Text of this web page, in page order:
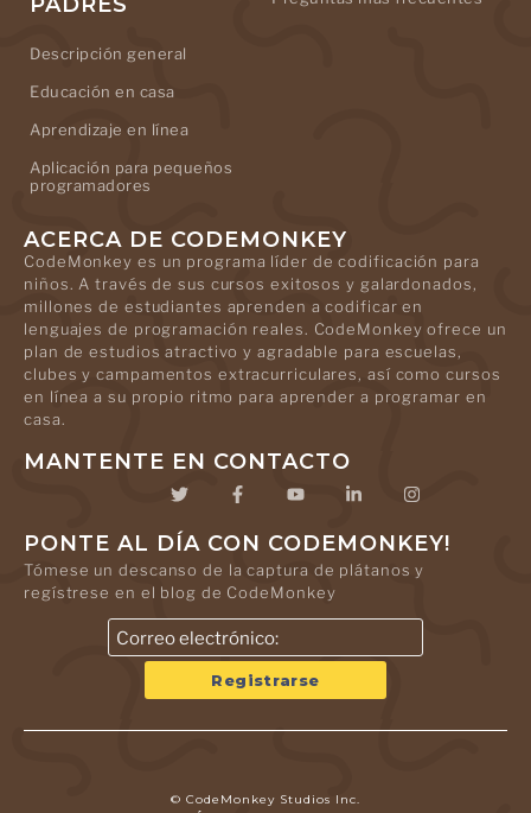
Descripción general
Educación en casa
Aprendizaje en línea
Aplicación para pequeños
programadores
ACERCA DE CODEMONKEY
CodeMonkey es un programa líder de codificación para
niños. A través de sus cursos exitosos y galardonados,
millones de estudiantes aprenden a codificar en
lenguajes de programación reales. CodeMonkey ofrece un
plan de estudios atractivo y agradable para escuelas,
clubes y campamentos extracurriculares, así como cursos
en línea a su propio ritmo para aprender a programar en
casa.
MANTENTE EN CONTACTO
PONTE AL DÍA CON CODEMONKEY!
Tómese un descanso de la captura de plátanos y
regístrese en el blog de CodeMonkey
© CodeMonkey Studios Inc.